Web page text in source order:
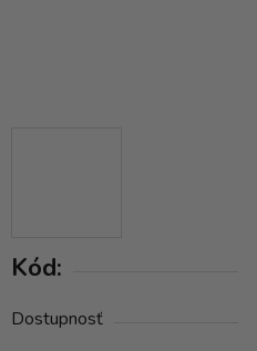
Kód:
Dostupnosť